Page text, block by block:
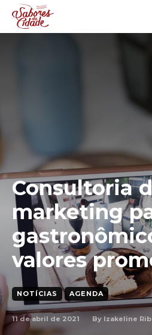
Consultoria
marketing
valores
NOTÍCIAS AGENDA
11 de abril de 2021 By Izakeline